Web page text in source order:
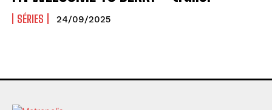
SÉRIES 24/09/2025